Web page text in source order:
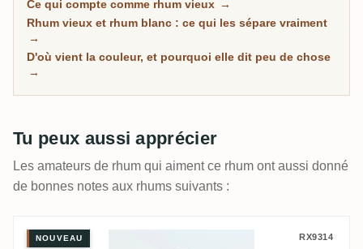
peut sembler plus profond qu'un scotch de 20 ans.
Cette page rassemble tous les rhums de RumX qui
ont passé un vrai séjour sous bois, avec les notes de
la communauté pour distinguer les rhums vraiment
mûrs des rhums simplement foncés.
Ce qui compte comme rhum vieux →
Rhum vieux et rhum blanc : ce qui les sépare vraiment
→
D'où vient la couleur, et pourquoi elle dit peu de chose
→
Tu peux aussi apprécier
Les amateurs de rhum qui aiment ce rhum ont aussi donné
de bonnes notes aux rhums suivants :
Flor de Caña Flor de Caña 15 Años ECO
NOUVEAU RX9314